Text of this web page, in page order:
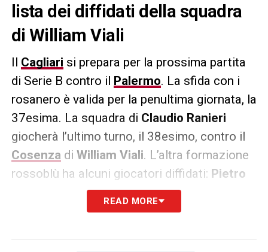
lista dei diffidati della squadra
di William Viali
Il Cagliari si prepara per la prossima partita
di Serie B contro il Palermo. La sfida con i
rosanero è valida per la penultima giornata, la
37esima. La squadra di Claudio Ranieri
giocherà l’ultimo turno, il 38esimo, contro il
Cosenza di William Viali. L’altra formazione
rossoblù ha alcuni giocatori diffidati: Pietro
Andrea MeronieSalvatore La
. Il terzetto dovrà fare attenzione:
READ MORE